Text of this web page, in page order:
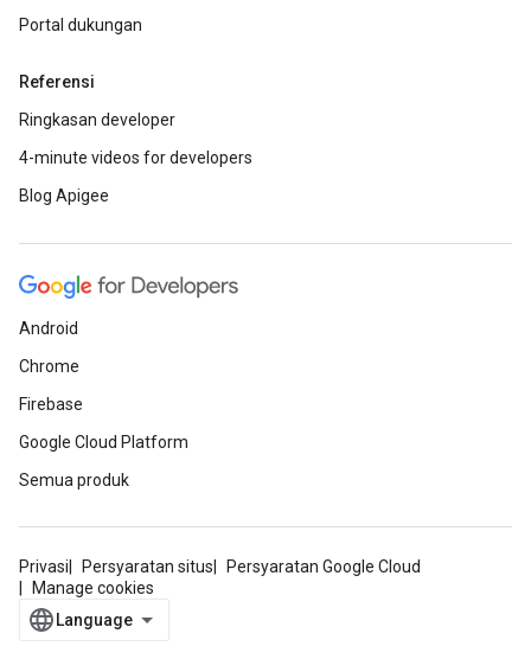
Portal dukungan
Referensi
Ringkasan developer
4-minute videos for developers
Blog Apigee
Android
Chrome
Firebase
Google Cloud Platform
Semua produk
Privasi Persyaratan situs
Persyaratan Google Cloud
Manage cookies